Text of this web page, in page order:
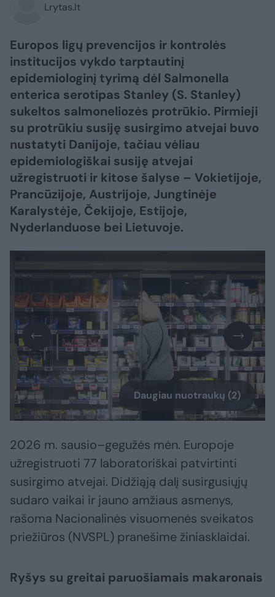
Lrytas.lt
Europos ligų prevencijos ir kontrolės
institucijos vykdo tarptautinį
epidemiologinį tyrimą dėl Salmonella
enterica serotipas Stanley (S. Stanley)
sukeltos salmoneliozės protrūkio. Pirmieji
su protrūkiu susiję susirgimo atvejai buvo
nustatyti Danijoje, tačiau vėliau
epidemiologiškai susiję atvejai
užregistruoti ir kitose šalyse – Vokietijoje,
Prancūzijoje, Austrijoje, Jungtinėje
Karalystėje, Čekijoje, Estijoje,
Nyderlanduose bei Lietuvoje.
Daugiau nuotraukų (2)
2026 m. sausio–gegužės mėn. Europoje
užregistruoti 77 laboratoriškai patvirtinti
susirgimo atvejai. Didžiąją dalį susirgusiųjų
sudaro vaikai ir jauno amžiaus asmenys,
rašoma Nacionalinės visuomenės sveikatos
priežiūros (NVSPL) pranešime žiniasklaidai.
Ryšys su greitai paruošiamais makaronais